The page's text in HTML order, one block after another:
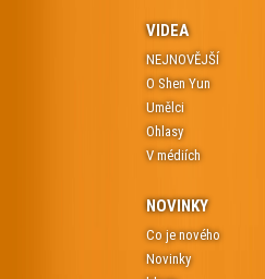
VIDEA
NEJNOVĚJŠÍ
O Shen Yun
Umělci
Ohlasy
V médiích
NOVINKY
Co je nového
Novinky